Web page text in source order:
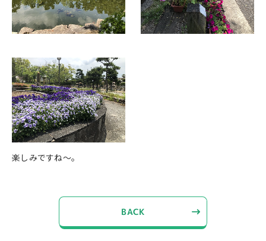
楽しみですね〜。
BACK